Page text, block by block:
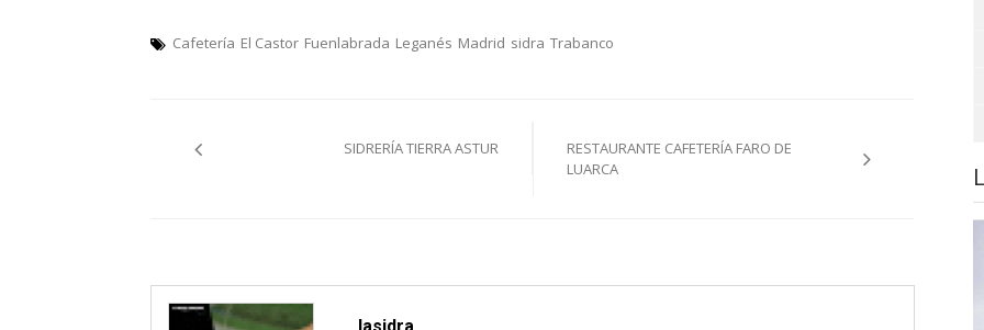
Cafetería El Castor Fuenlabrada Leganés Madrid sidra Trabanco
pelos
SIDRERÍA TIERRA ASTUR
RESTAURANTE CAFETERÍA FARO DE
LUARCA
lasidra